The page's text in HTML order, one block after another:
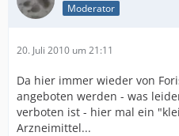
Moderator
20. Juli 2010 um 21:11
Da hier immer wieder von
angeboten werden - was
verboten ist - hier mal ein
Arzneimittel...